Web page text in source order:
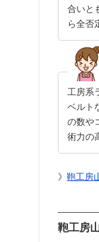
合いと
ら全否
工房系
ベルト
の数や
術力の
》鞄工房
鞄工房